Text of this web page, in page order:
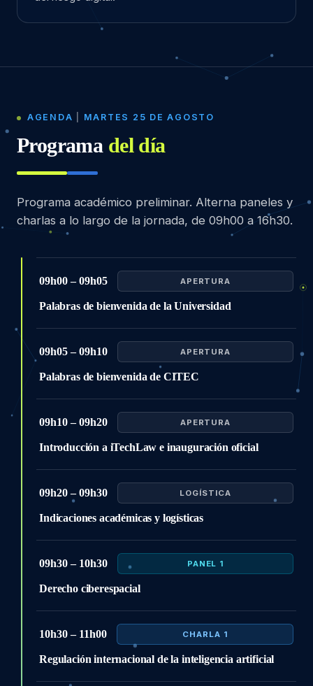
AGENDA MARTES 25 DE AGOSTO
Programa del día
Programa académico preliminar. Alterna paneles y
charlas a lo largo de la jornada, de 09h00 a 16h30.
09h00 – 09h05 APERTURA
Palabras de bienvenida de la Universidad
09h05 – 09h10 APERTURA
Palabras de bienvenida de CITEC
09h10 – 09h20 APERTURA
Introducción a iTechLaw e inauguración oficial
09h20 – 09h30 LOGÍSTICA
Indicaciones académicas y logísticas
09h30 – 10h30 PANEL 1
Derecho ciberespacial
10h30 – 11h00 CHARLA 1
Regulación internacional de la inteligencia artificial